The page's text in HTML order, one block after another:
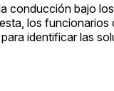
conducción bajo
los funcionarios
identificar las